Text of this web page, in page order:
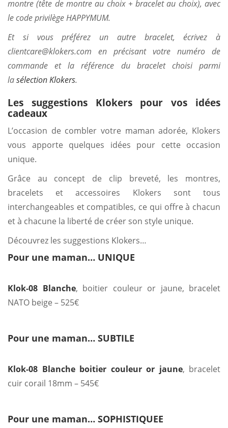
montre (tête de montre au choix + bracelet au choix), avec
le code privilège HAPPYMUM.
Et si vous préférez un autre bracelet, écrivez à
clientcare@klokers.com en précisant votre numéro de
commande et la référence du bracelet choisi parmi
lasélection Klokers.
Les suggestionsKlokers pour vos idées
cadeaux
L’occasion de combler votre maman adorée, Klokers
vous apporte quelques idées pour cette occasion
unique.
Grâce au concept de clip breveté, les montres,
bracelets et accessoires Klokers sont tous
interchangeables et compatibles, ce qui offre à chacun
et à chacune la liberté de créer son style unique.
Découvrez les suggestions Klokers…
Pour une maman… UNIQUE
Klok-08 Blanche, boitier couleur or jaune, bracelet
NATO beige – 525€
Pour une maman… SUBTILE
Klok-08 Blanche boitier couleur or jaune, bracelet
cuir corail 18mm – 545€
Pour une maman… SOPHISTIQUEE